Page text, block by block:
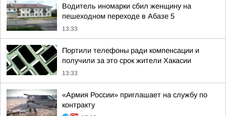
Водитель иномарки сбил женщину на
пешеходном переходе в Абазе 5
13:33
Портили телефоны ради компенсации и
получили за это срок жители Хакасии
13:33
«Армия России» приглашает на службу по
контракту